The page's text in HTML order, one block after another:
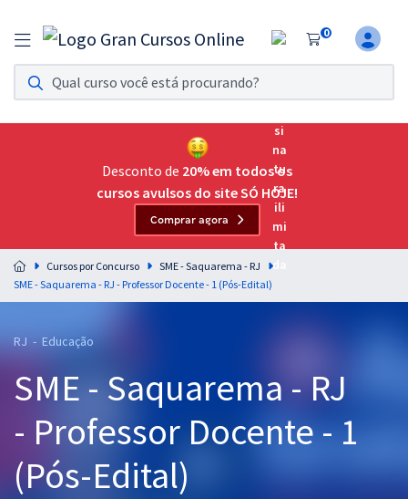
0
Assinatura Ilimitada 11
Acesso a todos os cursos. Teste grátis por 7 dias!
Assinatura OAB Até Passar
Acesso ilimitado a toda preparação para o Exame da
Residências Multiprofissionais
Preparação completa e intensiva para as principais
residências em saúde do Brasil
Cursos 20% OFF
Graduação
Desconto de 20% em todos os
cursos avulsos do site SÓ HOJE!
Comprar agora
Cursos por Concurso
SME - Saquarema - RJ
SME - Saquarema - RJ - Professor Docente - 1 (Pós-Edital)
RJ - Educação
SME - Saquarema - RJ
- Professor Docente - 1
(Pós-Edital)